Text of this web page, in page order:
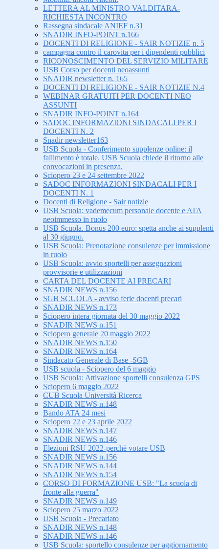
LETTERA AL MINISTRO VALDITARA-
RICHIESTA INCONTRO
Rassegna sindacale ANIEF n.31
SNADIR INFO-POINT n.166
DOCENTI DI RELIGIONE - SAIR NOTIZIE n. 5
campagna contro il carovita per i dipendenti pubblici
RICONOSCIMENTO DEL SERVIZIO MILITARE
USB Corso per docenti neoassunti
SNADIR newsletter n. 165
DOCENTI DI RELIGIONE - SAIR NOTIZIE N.4
WEBINAR GRATUITI PER DOCENTI NEO
ASSUNTI
SNADIR INFO-POINT n.164
SADOC INFORMAZIONI SINDACALI PER I
DOCENTI N. 2
Snadir newsletter163
USB Scuola - Conferimento supplenze online: il
fallimento è totale. USB Scuola chiede il ritorno alle
convocazioni in presenza.
Sciopero 23 e 24 settembre 2022
SADOC INFORMAZIONI SINDACALI PER I
DOCENTI N. 1
Docenti di Religione - Sair notizie
USB Scuola: vademecum personale docente e ATA
neoimmesso in ruolo
USB Scuola. Bonus 200 euro: spetta anche ai supplenti
al 30 giugno.
USB Scuola: Prenotazione consulenze per immissione
in ruolo
USB Scuola: avvio sportelli per assegnazioni
provvisorie e utilizzazioni
CARTA DEL DOCENTE AI PRECARI
SNADIR NEWS n.156
SGB SCUOLA - avviso ferie docenti precari
SNADIR NEWS n.173
Sciopero intera giornata del 30 maggio 2022
SNADIR NEWS n.151
Sciopero generale 20 maggio 2022
SNADIR NEWS n.150
SNADIR NEWS n.164
Sindacato Generale di Base -SGB
USB scuola - Sciopero del 6 maggio
USB Scuola: Attivazione sportelli consulenza GPS
Sciopero 6 maggio 2022
CUB Scuola Università Ricerca
SNADIR NEWS n.148
Bando ATA 24 mesi
Sciopero 22 e 23 aprile 2022
SNADIR NEWS n.147
SNADIR NEWS n.146
Elezioni RSU 2022-perchè votare USB
SNADIR NEWS n.156
SNADIR NEWS n.144
SNADIR NEWS n.154
CORSO DI FORMAZIONE USB: "La scuola di
fronte alla guerra"
SNADIR NEWS n.149
Sciopero 25 marzo 2022
USB Scuola - Precariato
SNADIR NEWS n.148
SNADIR NEWS n.146
USB Scuola: sportello consulenze per aggiornamento